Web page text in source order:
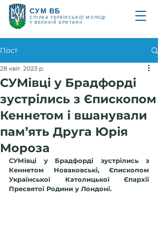
СУМ ВБ
СПІЛКА УКРАЇНСЬКОЇ МОЛОДІ
У ВЕЛИКІЙ БРИТАНІЇ
Пост
СУМівці у Брадфорді
зустрілись з Єпископом
Кеннетом і вшанували
пам’ять Друга Юрія
Мороза
28 квіт. 2023 р.
СУМівці у Брадфорді зустрілись з
Кеннетом Новаковські, Єпископом
Української Католицької Єпархії
Пресвятої Родини у Лондоні.